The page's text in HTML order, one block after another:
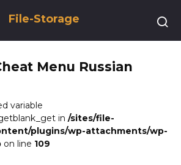
File-Storage
Menu Russian
variable
in /sites/file-
plugins/wp-attachments/wp-
on line 109